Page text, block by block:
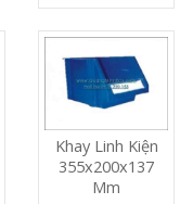
Khay Linh Kiện
355x200x137
Mm